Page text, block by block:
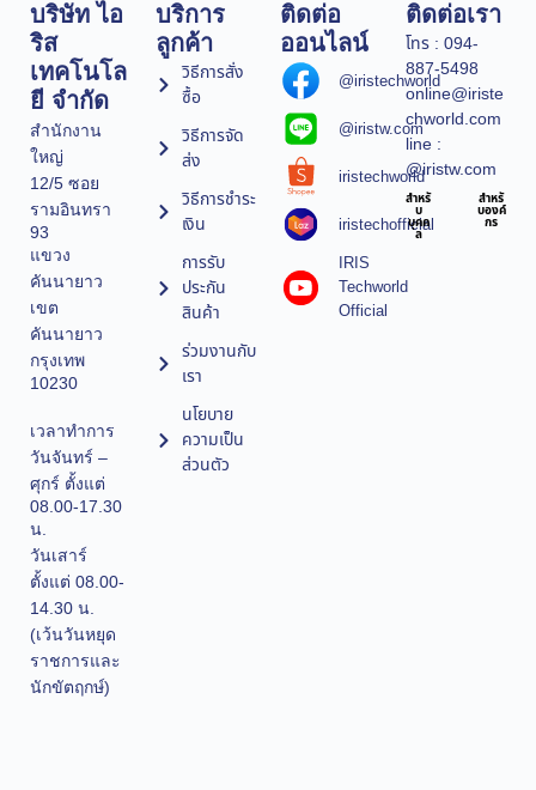
บริษัท ไอ
ริส
เทคโนโล
ยี จำกัด
สำนักงาน
ใหญ่
12/5 ซอย
รามอินทรา
93
แขวง
คันนายาว
เขต
คันนายาว
กรุงเทพ
10230
เวลาทำการ
วันจันทร์ –
ศุกร์ ตั้งแต่
08.00-17.30
น.
วันเสาร์
ตั้งแต่ 08.00-
14.30 น.
(เว้นวันหยุด
ราชการและ
นักขัตฤกษ์)
บริการ
ลูกค้า
วิธีการสั่ง
ซื้อ
วิธีการจัด
ส่ง
วิธีการชำระ
เงิน
การรับ
ประกัน
สินค้า
ร่วมงานกับ
เรา
นโยบาย
ความเป็น
ส่วนตัว
ติดต่อ
ออนไลน์
@iristechworld
@iristw.com
iristechworld
iristechofficial
IRIS
Techworld
Official
ติดต่อเรา
โทร : 094-
887-5498
online@iriste
chworld.com
line :
@iristw.com
สำหรั
บ
บุคค
ล
สำหรั
บองค์
กร